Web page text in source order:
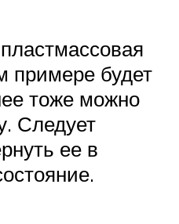
примере будет
тоже можно
Следует
ее в